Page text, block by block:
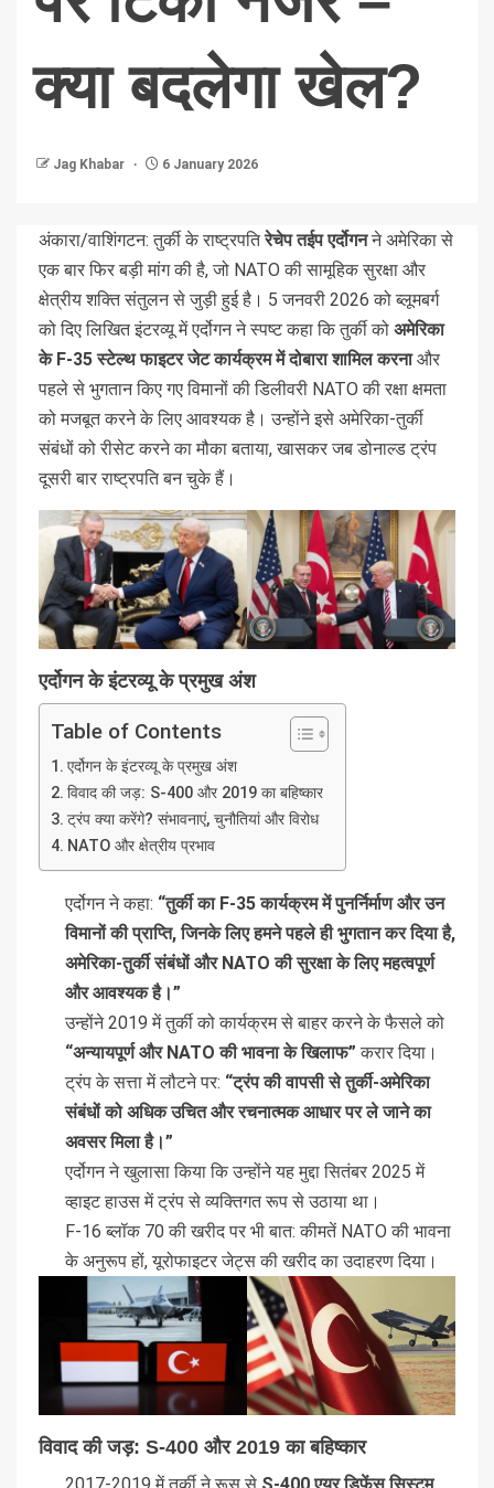
क्या बदलेगा खेल?
Jag Khabar 6 January 2026
अंकारा/वाशिंगटन: तुर्की के राष्ट्रपतिरेचेप तईप एर्दोगनने अमेरिका से
एक बार फिर बड़ी मांग की है, जो NATO की सामूहिक सुरक्षा और
क्षेत्रीय शक्ति संतुलन से जुड़ी हुई है। 5 जनवरी 2026 को ब्लूमबर्ग
को दिए लिखित इंटरव्यू में एर्दोगन ने स्पष्ट कहा कि तुर्की को अमेरिका
के F-35 स्टेल्थ फाइटर जेट कार्यक्रम में दोबारा शामिल करनाऔर
पहले से भुगतान किए गए विमानों की डिलीवरी NATO की रक्षा क्षमता
को मजबूत करने के लिए आवश्यक है। उन्होंने इसे अमेरिका-तुर्की
संबंधों को रीसेट करने का मौका बताया, खासकर जब डोनाल्ड ट्रंप
दूसरी बार राष्ट्रपति बन चुके हैं।
एर्दोगन के इंटरव्यू के प्रमुख अंश
Table of Contents
एर्दोगन के इंटरव्यू के प्रमुख अंश
विवाद की जड़: S-400 और 2019 का बहिष्कार
ट्रंप क्या करेंगे? संभावनाएं, चुनौतियां और विरोध
NATO और क्षेत्रीय प्रभाव
एर्दोगन ने कहा: “तुर्की का F-35 कार्यक्रम में पुनर्निर्माण और उन
विमानों की प्राप्ति, जिनके लिए हमने पहले ही भुगतान कर दिया है,
अमेरिका-तुर्की संबंधों और NATO की सुरक्षा के लिए महत्वपूर्ण
और आवश्यक है।”
उन्होंने 2019 में तुर्की को कार्यक्रम से बाहर करने के फैसले को
“अन्यायपूर्ण और NATO की भावना के खिलाफ” करार दिया।
ट्रंप के सत्ता में लौटने पर: “ट्रंप की वापसी से तुर्की-अमेरिका
संबंधों को अधिक उचित और रचनात्मक आधार पर ले जाने का
अवसर मिला है।”
एर्दोगन ने खुलासा किया कि उन्होंने यह मुद्दा सितंबर 2025 में
व्हाइट हाउस में ट्रंप से व्यक्तिगत रूप से उठाया था।
F-16 ब्लॉक 70 की खरीद पर भी बात: कीमतें NATO की भावना
के अनुरूप हों, यूरोफाइटर जेट्स की खरीद का उदाहरण दिया।
विवाद की जड़: S-400 और 2019 का बहिष्कार